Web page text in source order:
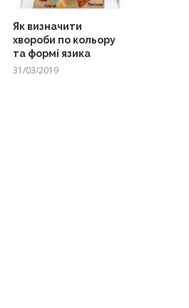
Як визначити
хвороби по кольору
та формі язика
31/03/2019